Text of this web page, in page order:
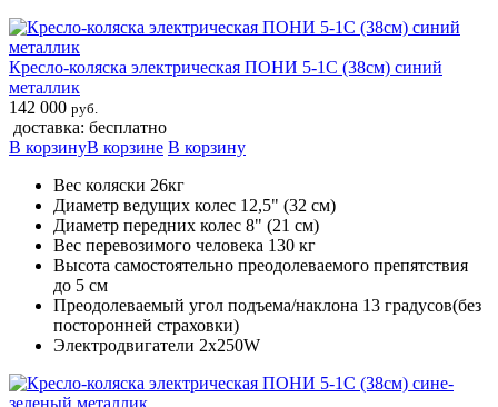
Кресло-коляска электрическая ПОНИ 5-1С (38см) синий
металлик
142 000 руб.
доставка: бесплатно
В корзинуВ корзине В корзину
Вес коляски 26кг
Диаметр ведущих колес 12,5" (32 см)
Диаметр передних колес 8" (21 см)
Вес перевозимого человека 130 кг
Высота самостоятельно преодолеваемого препятствия
до 5 см
Преодолеваемый угол подъема/наклона 13 градусов(без
посторонней страховки)
Электродвигатели 2х250W